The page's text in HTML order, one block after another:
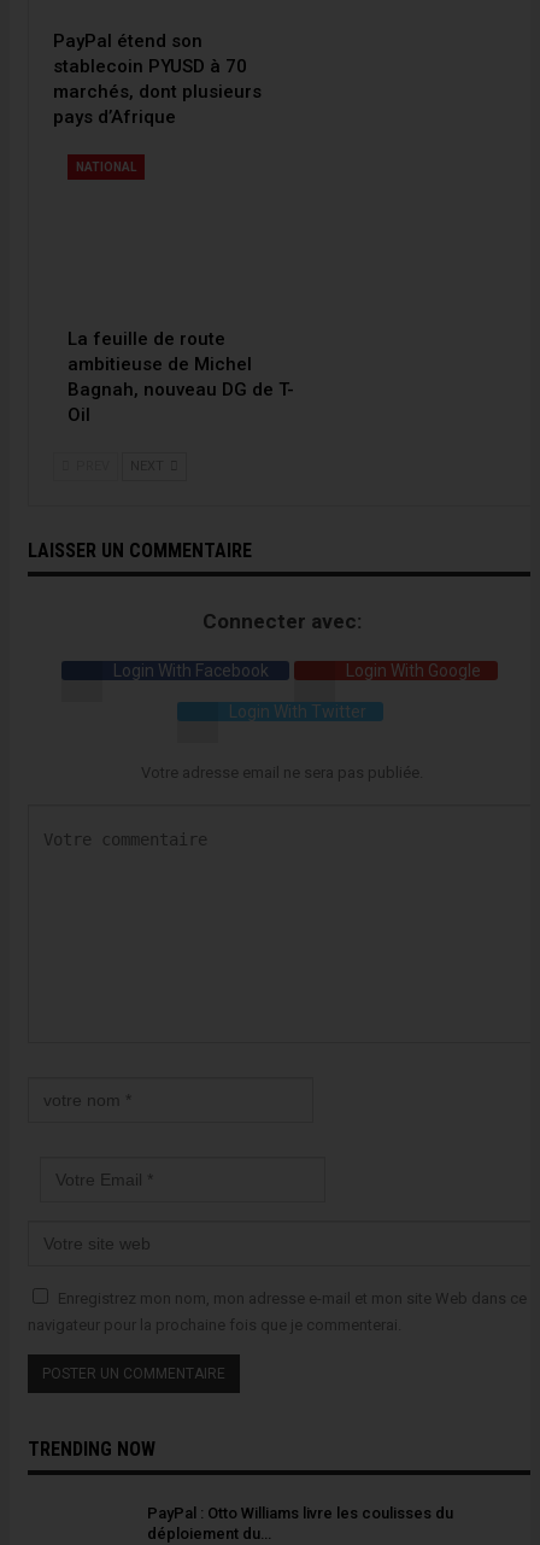
PayPal étend son
stablecoin PYUSD à 70
marchés, dont plusieurs
pays d’Afrique
NATIONAL
La feuille de route
ambitieuse de Michel
Bagnah, nouveau DG de T-
Oil
LAISSER UN COMMENTAIRE
Connecter avec:
Login With Facebook Login With Google
Login With Twitter
Votre adresse email ne sera pas publiée.
Enregistrez mon nom, mon adresse e-mail et mon site Web dans ce
navigateur pour la prochaine fois que je commenterai.
TRENDING NOW
PayPal : Otto Williams livre les coulisses du
déploiement du…